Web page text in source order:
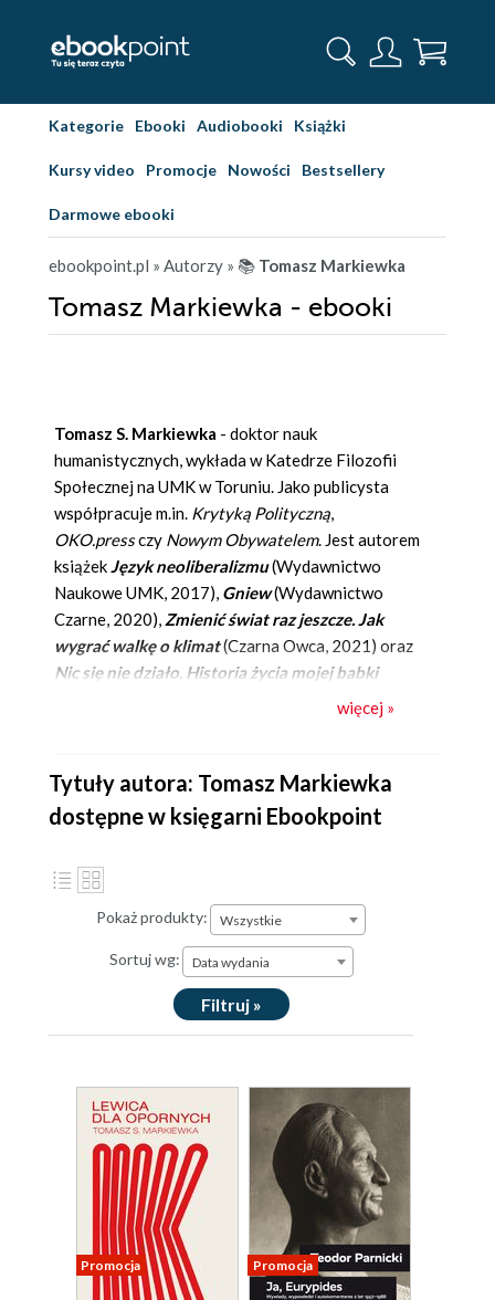
Kategorie Ebooki Audiobooki Książki
Kursy video Promocje Nowości Bestsellery
Darmowe ebooki
ebookpoint.pl » Autorzy » 📚 Tomasz Markiewka
Tomasz Markiewka - ebooki
Tomasz S. Markiewka - doktor nauk
humanistycznych, wykłada w Katedrze Filozofii
Społecznej na UMK w Toruniu. Jako publicysta
współpracuje m.in. Krytyką Polityczną,
OKO.pressczy Nowym Obywatelem. Jest autorem
książekJęzyk neoliberalizmu(Wydawnictwo
Naukowe UMK, 2017), Gniew(Wydawnictwo
Czarne, 2020), Zmienić świat raz jeszcze. Jak
wygrać walkę o klimat(Czarna Owca, 2021) oraz
Nic się nie działo. Historia życia mojej babki
(Wydawnictwo Czarne, 2022). Jego pisarstwo
społeczna.
więcej »
Tytuły autora: Tomasz Markiewka
dostępne w księgarni Ebookpoint
Pokaż produkty: Wszystkie
Sortuj wg: Data wydania
Filtruj »
Promocja Promocja